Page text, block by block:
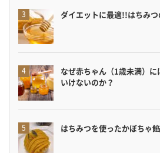
ダイエットに最適!!はちみ
なぜ赤ちゃん（1歳未満）
いけないのか？
はちみつを使ったかぼちゃ